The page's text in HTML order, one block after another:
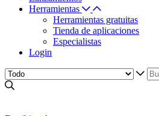
Herramientas
Herramientas gratuitas
Tienda de aplicaciones
Especialistas
Login